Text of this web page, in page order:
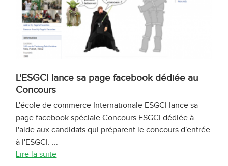
L'ESGCI lance sa page facebook dédiée au
Concours
L'école de commerce Internationale ESGCI lance sa
page facebook spéciale Concours ESGCI dédiée à
l'aide aux candidats qui préparent le concours d'entrée
à l'ESGCI. ...
Lire la suite